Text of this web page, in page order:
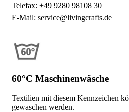
Telefax: +49 9280 98108 30
E-Mail: service@livingcrafts.de
60°C Maschinenwäsche
Textilien mit diesem Kennzeichen
gewaschen werden.